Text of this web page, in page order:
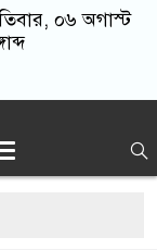
০৬ অগাস্ট